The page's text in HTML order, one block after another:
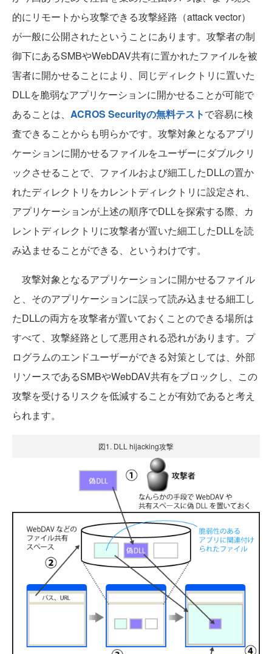
的にリモートから攻撃できる攻撃経路（attack vector）
が一般に公開されたということにあります。攻撃者の制
御下にあるSMBやWebDAV共有に置かれたファイルを被
害者に開かせることにより、同じディレクトリに置いた
DLLを脆弱なアプリケーションに開かせることが可能で
あることは、 ACROS Securityの無料テストで容易に検
査できることからも明らかです。攻撃対象となるアプリ
ケーションに開かせるファイルをユーザーにダブルクリ
ックさせることで、ファイルおよび細工したDLLの置か
れたディレクトリをカレントディレクトリに設定され、
アプリケーションが上述の順序でDLLを探索する際、カ
レントディレクトリに攻撃者が置いた細工したDLLを読
み込ませることができる、というわけです。
攻撃対象となるアプリケーションに開かせるファイル
と、そのアプリケーションに誤って読み込ませる細工し
たDLLの両方を攻撃者が置いておくことのできる場所は
すべて、攻撃経路として悪用される恐れがあります。プ
ログラムのエンドユーザーができる対策としては、外部
リソースであるSMBやWebDAV共有をブロックし、この
攻撃を受けるリスクを低減することが有効であると考え
られます。
図1. DLL hijacking攻撃